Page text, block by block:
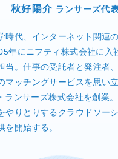
秋好陽介ランサーズ代
時代、インターネット関連
年にニフティ株式会社に入
当。仕事の受託者と発注者
マッチングサービスを思い立
ランサーズ株式会社を創業
やりとりするクラウドソー
を開始する。